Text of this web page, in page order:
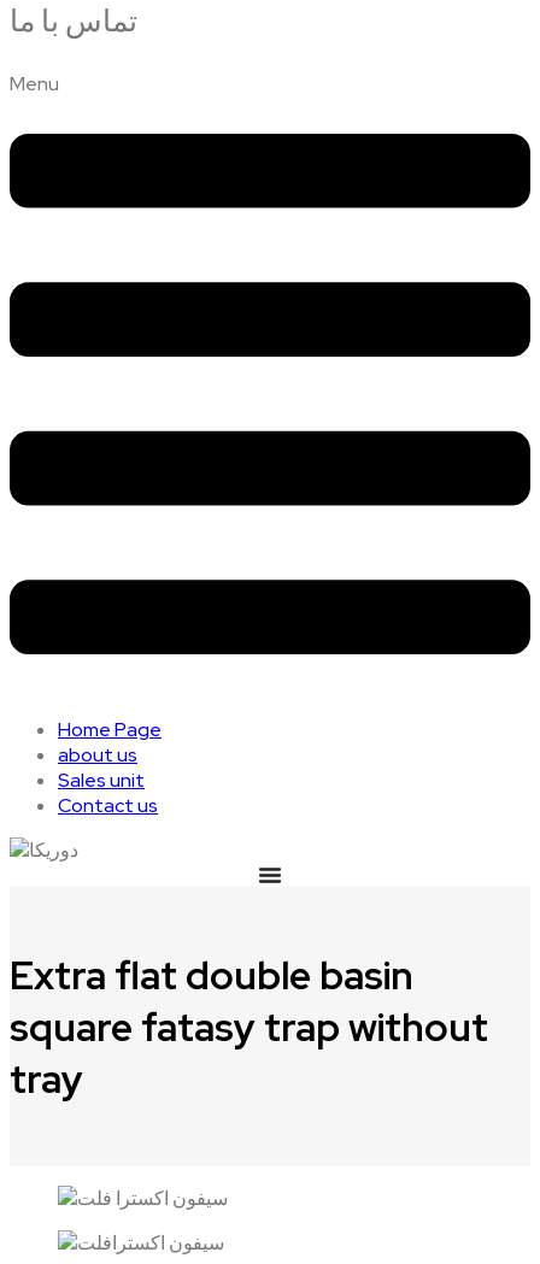
تماس با ما
Menu
Home Page
about us
Sales unit
Contact us
Extra flat double basin
square fatasy trap without
tray